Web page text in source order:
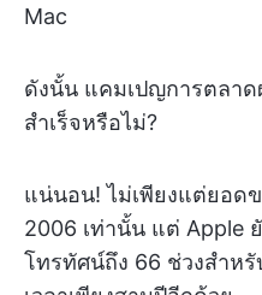
Mac
ดังนั้น แคมเปญการตลา
สำเร็จหรือไม่?
แน่นอน! ไม่เพียงแต่ยอด
2006 เท่านั้น แต่ Apple
โทรทัศน์ถึง 66 ช่วงสำห